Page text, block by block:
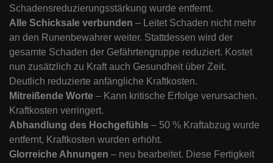
Schadensreduzierungsstärkung wurde entfernt.
Alle Schicksale verbunden – Leitet Schaden nicht mehr
an den Runenbewahrer weiter. Stattdessen wird der
gesamte Schaden der Gefährtengruppe reduziert. Kostet
nun zusätzlich zu Kraft auch Gesundheit über Zeit.
Deutlich reduzierte anfängliche Kraftkosten.
Mitreißende Worte – Kann kritische Erfolge verursachen.
Kraftkosten verringert.
Abhandlung des Hochgefühls – 50 % Kraftabzug wurde
entfernt, Kraftkosten wurden erhöht.
Glorreiche Ahnungen – neu bearbeitet. Diese Fertigkeit